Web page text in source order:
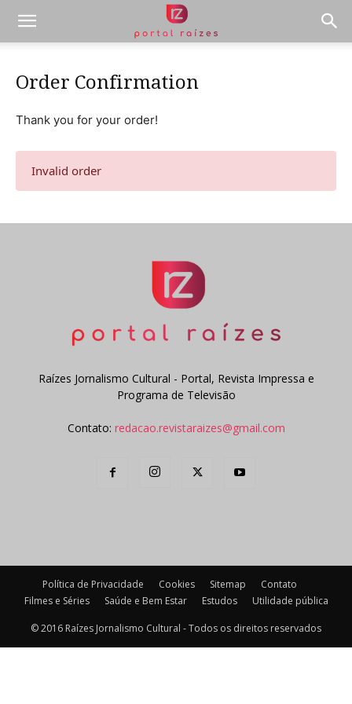
Order Confirmation
Thank you for your order!
Invalid order
Raízes Jornalismo Cultural - Portal, Revista Impressa e
Programa de Televisão
Contato: redacao.revistaraizes@gmail.com
Política de Privacidade Cookies Sitemap
Contato
Filmes e Séries
Saúde e Bem Estar Estudos Utilidade pública
© 2016 Raízes Jornalismo Cultural - Todos os direitos reservados